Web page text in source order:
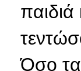
Όσο τα